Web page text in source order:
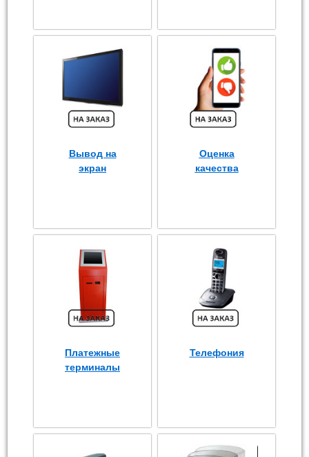
Вывод на
экран
Оценка
качества
Платежные
терминалы
Телефония